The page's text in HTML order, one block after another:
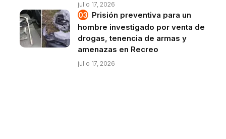
julio 17, 2026
Prisión preventiva para un
hombre investigado por venta de
drogas, tenencia de armas y
amenazas en Recreo
julio 17, 2026